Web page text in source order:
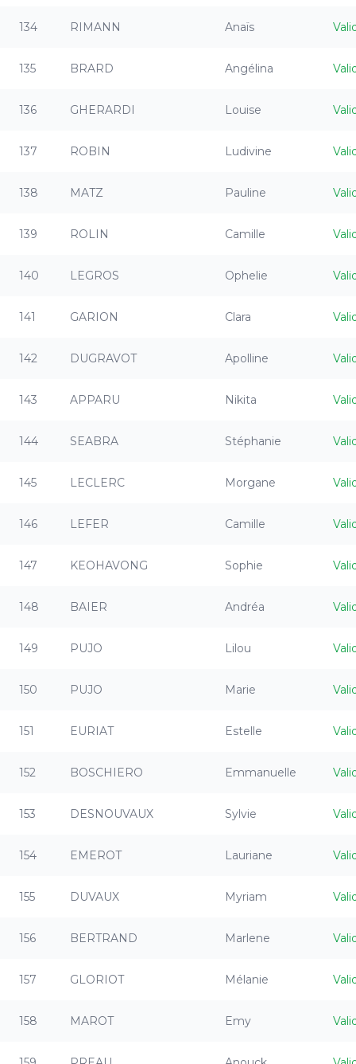
134 RIMANN Anaïs
135 BRARD Angélina
136 GHERARDI Louise
137 ROBIN Ludivine
138 MATZ Pauline
139 ROLIN Camille
140 LEGROS Ophelie
141 GARION Clara
142 DUGRAVOT Apolline
143 APPARU Nikita
144 SEABRA Stéphanie
145 LECLERC Morgane
146 LEFER Camille
147 KEOHAVONG Sophie
148 BAIER Andréa
149 PUJO Lilou
150 PUJO Marie
151 EURIAT Estelle
152 BOSCHIERO Emmanuelle
153 DESNOUVAUX Sylvie
154 EMEROT Lauriane
155 DUVAUX Myriam
156 BERTRAND Marlene
157 GLORIOT Mélanie
158 MAROT Emy